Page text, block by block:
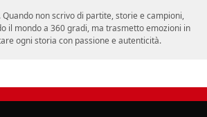
non scrivo di partite, storie e campioni,
il mondo a 360 gradi, ma trasmetto emozioni in
ogni storia con passione e autenticità.